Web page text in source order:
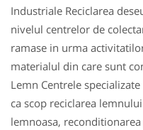
Industriale Reciclarea
nivelul centrelor de
ramase in urma
materialul din care sunt
Lemn Centrele
ca scop reciclarea
lemnoasa,